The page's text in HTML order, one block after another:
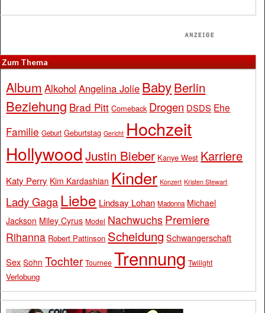
Zum Thema
Album Alkohol Angelina Jolie BabyBerlin
Beziehung Brad Pitt Comeback Drogen DSDS Ehe
Familie Geburt Geburtstag Gericht Hochzeit
Hollywood Justin Bieber Kanye West Karriere
Katy Perry Kim Kardashian Kinder Konzert Kristen Stewart
Lady Gaga Liebe Lindsay Lohan Madonna Michael
Jackson Miley Cyrus Model Nachwuchs Premiere
Rihanna Robert Pattinson Scheidung Schwangerschaft
Sex Sohn Tochter Tournee Trennung Twilight
Verlobung